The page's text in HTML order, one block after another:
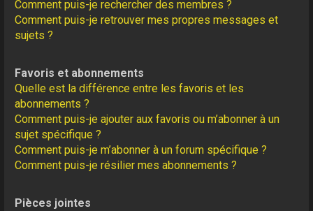
Comment puis-je rechercher des membres ?
Comment puis-je retrouver mes propres messages et
sujets ?
Favoris et abonnements
Quelle est la différence entre les favoris et les
abonnements ?
Comment puis-je ajouter aux favoris ou m’abonner à un
sujet spécifique ?
Comment puis-je m’abonner à un forum spécifique ?
Comment puis-je résilier mes abonnements ?
Pièces jointes